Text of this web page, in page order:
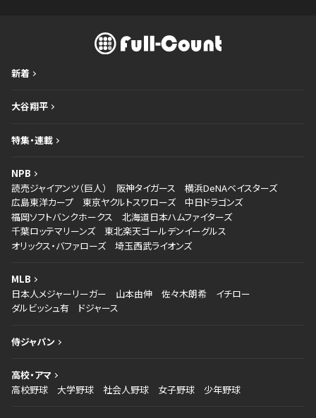
新着
大谷翔平
特集・連載
NPB
読売ジャイアンツ（巨人）
阪神タイガース
横浜DeNAベイスターズ
広島東洋カープ
東京ヤクルトスワローズ
中日ドラゴンズ
福岡ソフトバンクホークス
北海道日本ハムファイターズ
千葉ロッテマリーンズ
東北楽天ゴールデンイーグルス
オリックス・バファローズ
埼玉西武ライオンズ
MLB
日本人メジャーリーガー
山本由伸 佐々木朗希
イチロー
ダルビッシュ有
ドジャース
侍ジャパン
高校・アマ
高校野球
大学野球 社会人野球 女子野球 少年野球